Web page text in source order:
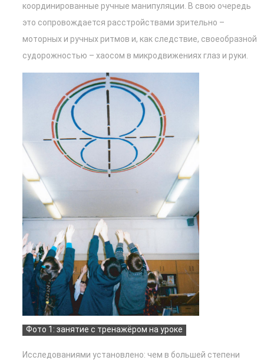
координированные ручные манипуляции. В свою очередь
это сопровождается расстройствами зрительно –
моторных и ручных ритмов и, как следствие, своеобразной
судорожностью – хаосом в микродвижениях глаз и руки.
Фото 1: занятие с тренажёром на уроке
Исследованиями установлено: чем в большей степени